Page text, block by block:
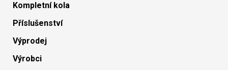
Kompletní kola
Příslušenství
Výprodej
Výrobci